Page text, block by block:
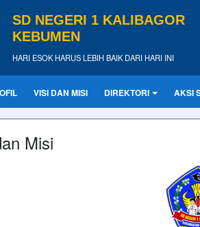
SD NEGERI 1 KALIBAGOR
KEBUMEN
HARI ESOK HARUS LEBIH BAIK DARI HARI INI
VISI DAN MISI DIREKTORI AKSI
Misi